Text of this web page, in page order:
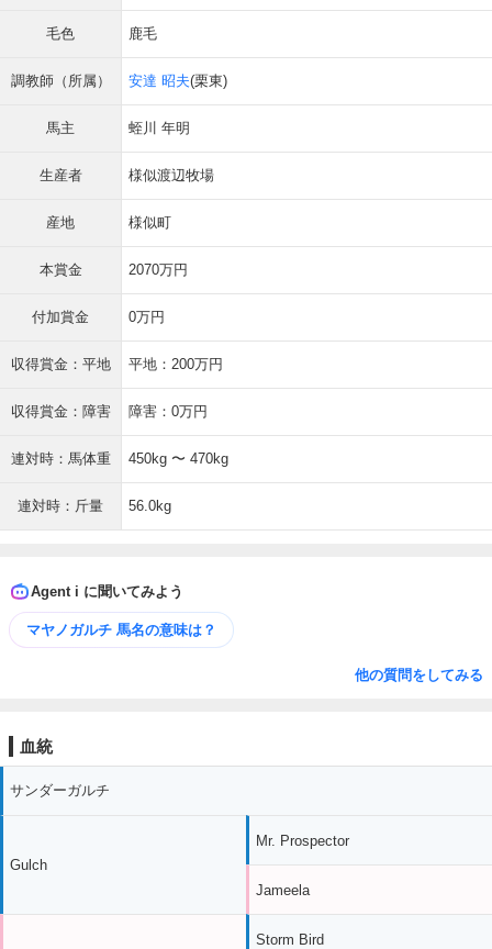
毛色 鹿毛
調教師（所属） 安達 昭夫(栗東)
馬主 蛭川 年明
生産者 様似渡辺牧場
産地 様似町
本賞金 2070万円
付加賞金 0万円
収得賞金：平地 平地：200万円
収得賞金：障害 障害：0万円
連対時：馬体重 450kg 〜 470kg
連対時：斤量 56.0kg
Agent i に聞いてみよう
マヤノガルチ 馬名の意味は？
他の質問をしてみる
血統
サンダーガルチ
Gulch
Mr. Prospector
Jameela
Storm Bird